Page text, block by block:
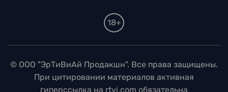
18+
© ООО "ЭрТиВиАй Продакшн". Все права защищены.
При цитировании материалов активная
гиперссылка на rtvi.com обязательна